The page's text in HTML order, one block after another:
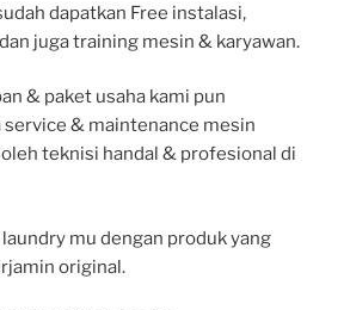
dapatkan Free instalasi,
juga training mesin & karyawan.
& paket usaha kami pun
service & maintenance mesin
teknisi handal & profesional di
mu dengan produk yang
original.